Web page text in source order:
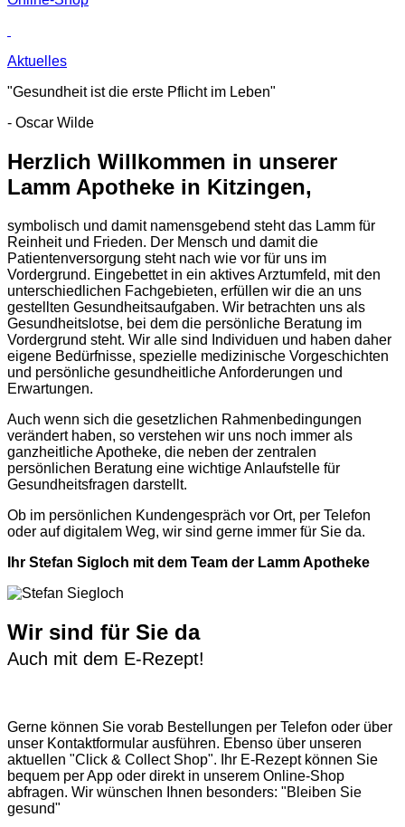
Aktuelles
"Gesundheit ist die erste Pflicht im Leben"
- Oscar Wilde
Herzlich Willkommen in unserer
Lamm Apotheke in Kitzingen,
symbolisch und damit namensgebend steht das Lamm für
Reinheit und Frieden. Der Mensch und damit die
Patientenversorgung steht nach wie vor für uns im
Vordergrund. Eingebettet in ein aktives Arztumfeld, mit den
unterschiedlichen Fachgebieten, erfüllen wir die an uns
gestellten Gesundheitsaufgaben. Wir betrachten uns als
Gesundheitslotse, bei dem die persönliche Beratung im
Vordergrund steht. Wir alle sind Individuen und haben daher
eigene Bedürfnisse, spezielle medizinische Vorgeschichten
und persönliche gesundheitliche Anforderungen und
Erwartungen.
Auch wenn sich die gesetzlichen Rahmenbedingungen
verändert haben, so verstehen wir uns noch immer als
ganzheitliche Apotheke, die neben der zentralen
persönlichen Beratung eine wichtige Anlaufstelle für
Gesundheitsfragen darstellt.
Ob im persönlichen Kundengespräch vor Ort, per Telefon
oder auf digitalem Weg, wir sind gerne immer für Sie da.
Ihr Stefan Sigloch mit dem Team der Lamm Apotheke
Wir sind für Sie da
Auch mit dem E-Rezept!
Gerne können Sie vorab Bestellungen per Telefon oder über
unser Kontaktformular ausführen. Ebenso über unseren
aktuellen "Click & Collect Shop". Ihr E-Rezept können Sie
bequem per App oder direkt in unserem Online-Shop
abfragen. Wir wünschen Ihnen besonders: "Bleiben Sie
gesund"